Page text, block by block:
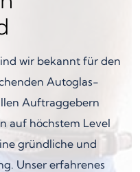
wir bekannt für den
Autoglas-
Auftraggebern
auf höchstem Level
gründliche und
Unser erfahrenes